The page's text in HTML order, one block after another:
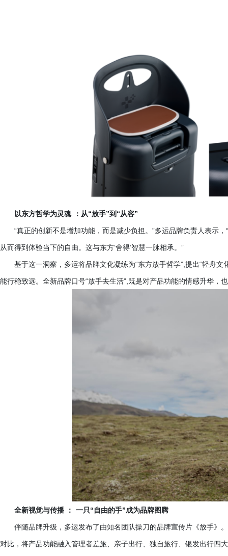
以东方哲学为灵魂 ：从“放手”到“从容”
“真正的创新不是增加功能，而是减少负担。”多运品牌负责人表示
从而得到体验当下的自由。这与东方‘舍得’智慧一脉相承。”
基于这一洞察，多运将品牌文化凝练为“东方放手哲学”,提出“轻舟
能行稳致远。全新品牌口号“放手去生活”,既是对产品功能的情感升华，
全新视觉与传播 ： 一只“自由的手”成为品牌图腾
伴随品牌升级，多运发布了由知名团队操刀的品牌宣传片《放手》
对比，将产品功能融入管理者差旅、亲子出行、独自旅行、银发出行四